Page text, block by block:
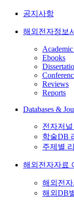
공지사항
해외전자정보
Ebooks
Reviews
Reports
Databases &
전자저
학술DB
주제별
해외전자자료
해외전
해외DB